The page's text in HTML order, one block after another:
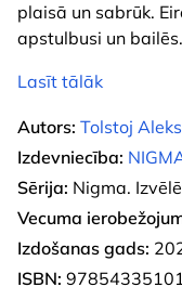
plaisā un sabrūk.
apstulbusi un bailēs
Lasīt tālāk
Autors: Tolstoj
Izdevniecība:
Sērija: Nigma.
Vecuma
Izdošanas gads:
ISBN: